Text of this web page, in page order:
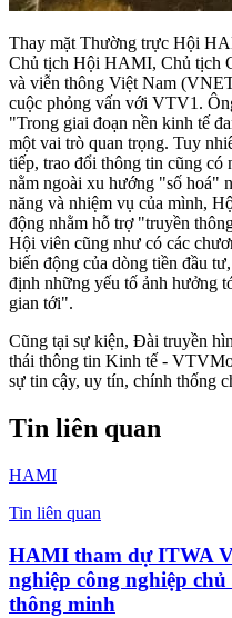
Thay mặt Thường trực Hội
Chủ tịch Hội HAMI, Chủ tịch
và viễn thông Việt Nam
cuộc phỏng vấn với VTV1.
"Trong giai đoạn nền kinh tế
một vai trò quan trọng. Tuy
tiếp, trao đổi thông tin cũng có
nằm ngoài xu hướng "số hoá"
năng và nhiệm vụ của mình,
động nhằm hỗ trợ "truyền
Hội viên cũng như có các
biến động của dòng tiền đầu
định những yếu tố ảnh hưởng
gian tới".
Cũng tại sự kiện, Đài truyền
thái thông tin Kinh tế -
sự tin cậy, uy tín, chính thống
Tin liên quan
HAMI
Tin liên quan
HAMI tham dự ITWA
nghiệp công nghiệp
thông minh